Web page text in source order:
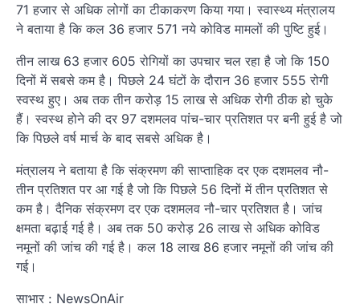
71 हजार से अधिक लोगों का टीकाकरण किया गया। स्‍वास्‍थ्‍य मंत्रालय
ने बताया है कि कल 36 हजार 571 नये कोविड मामलों की पुष्टि हुई।
तीन लाख 63 हजार 605 रोगियों का उपचार चल रहा है जो कि 150
दिनों में सबसे कम है। पिछले 24 घंटों के दौरान 36 हजार 555 रोगी
स्‍वस्‍थ हुए। अब तक तीन करोड़ 15 लाख से अधिक रोगी ठीक हो चुके
हैं। स्‍वस्‍थ होने की दर 97 दशमलव पांच-चार प्रतिशत पर बनी हुई है जो
कि पिछले वर्ष मार्च के बाद सबसे अधिक है।
मंत्रालय ने बताया है कि संक्रमण की साप्‍ताहिक दर एक दशमलव नौ-
तीन प्रतिशत पर आ गई है जो कि पिछले 56 दिनों में तीन प्रतिशत से
कम है। दैनिक संक्रमण दर एक दशमलव नौ-चार प्रतिशत है। जांच
क्षमता बढ़ाई गई है। अब तक 50 करोड़ 26 लाख से अधिक कोविड
नमूनों की जांच की गई है। कल 18 लाख 86 हजार नमूनों की जांच की
गई।
साभार : NewsOnAir